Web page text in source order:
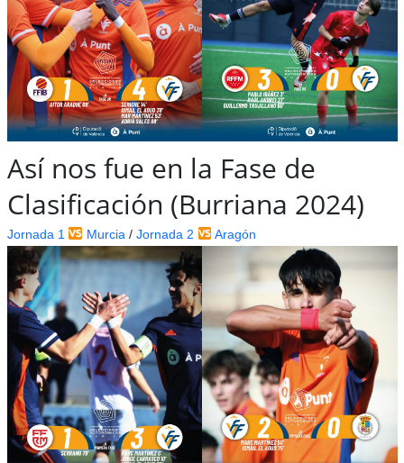
Así nos fue en la Fase de
Clasificación (Burriana 2024)
Jornada 1 Murcia / Jornada 2 Aragón